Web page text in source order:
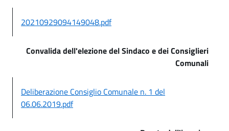
20210929094149048.pdf
Convalida dell'elezione del Sindaco e dei Consiglieri
Comunali
Deliberazione Consiglio Comunale n. 1 del
06.06.2019.pdf